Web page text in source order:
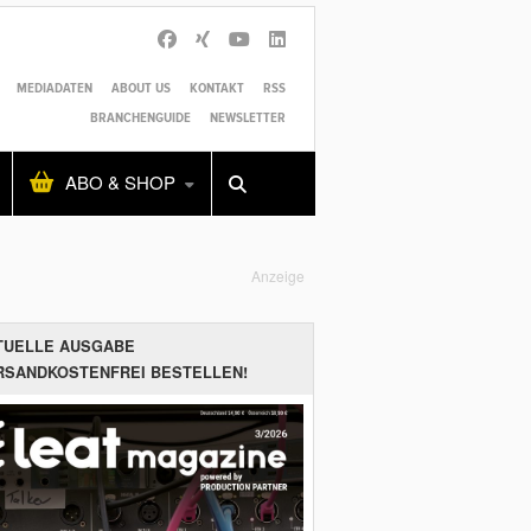
MEDIADATEN ABOUT US KONTAKT
RSS
BRANCHENGUIDE
NEWSLETTER
ABO & SHOP
Alles Shop SUCHEN
Anzeige
AUSGABE
BESTELLEN!